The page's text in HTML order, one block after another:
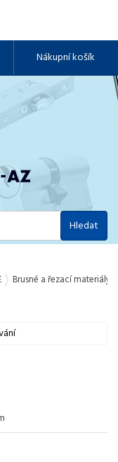
Nákupní košík
Hledat
Brusné a řezací materiály